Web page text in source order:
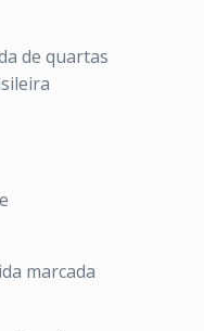
de quartas
marcada